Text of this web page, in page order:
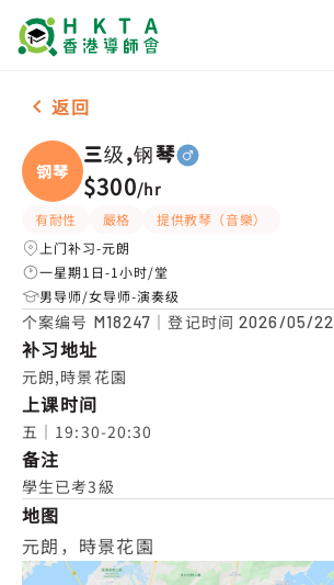
男-1名 三级,钢琴，元朗 补习推介
返回
钢琴
三级,钢琴
$300/hr
有耐性 嚴格
提供教琴（音樂）
上门补习-元朗
一星期1日-1小时/堂
男导师/女导师-演奏级
个案编号 M18247 ｜登记时间2026/05/22
补习地址
元朗,時景花園
上课时间
五｜19:30-20:30
备注
學生已考3級
地图
元朗，時景花園